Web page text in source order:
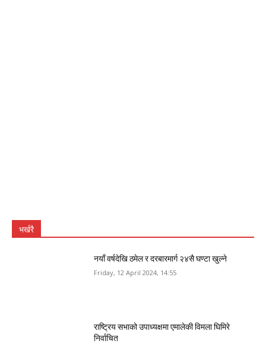
भर्खरै
नयाँ वर्षदेखि ठमेल र दरबारमार्ग २४सै घण्टा खुल्ने
Friday, 12 April 2024, 14:55
राष्ट्रिय सभाको उपाध्यक्षमा एमालेकी विमला घिमिरे
निर्वाचित